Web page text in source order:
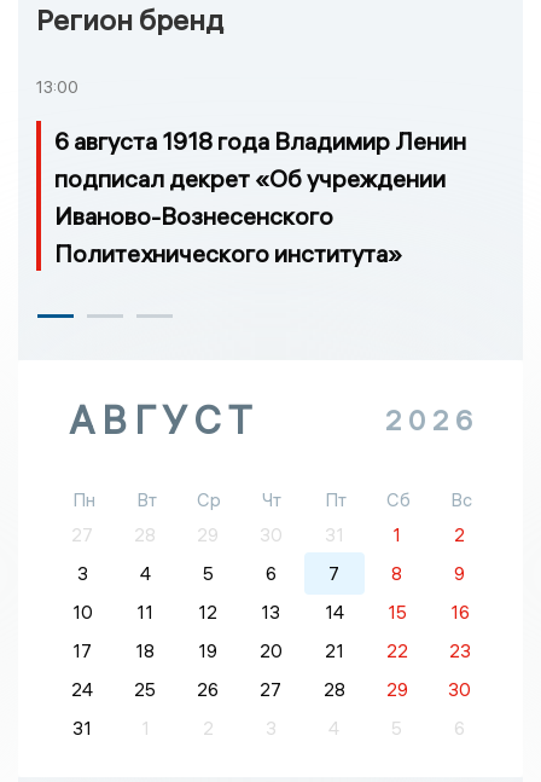
Регион бренд
13:00
6 августа 1918 года Владимир Ленин
подписал декрет «Об учреждении
Иваново-Вознесенского
Политехнического института»
АВГУСТ 2026
Пн Вт Ср Чт Пт Сб
Вс
27
28 29 30 31 1
2
3
4 5 6 7 8
9
10
11 12 13 14 15
16
17
18 19 20 21 22
23
24
25 26 27 28 29
30
31
1 2 3 4 5 6